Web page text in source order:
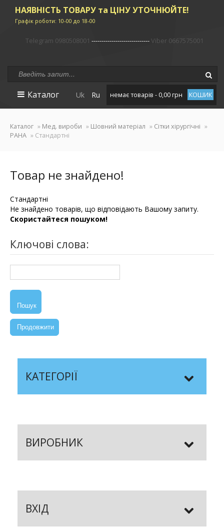
НАЯВНІСТЬ ТОВАРУ та ЦІНУ УТОЧНЮЙТЕ!
Графік роботи: 10-00 до 18-00
Telegram 0980508001 -----------------------------Viber 0667575001
Uk Ru немає товарів - 0,00 грн КОШИК
Каталог
Каталог » Мед. вироби » Шовний матеріал » Сітки хірургічні »
PAHA » Стандартні
Товар не знайдено!
Стандартні
Не знайдено товарів, що відповідають Вашому запиту.
Скористайтеся пошуком!
Ключові слова:
Пошук
Продовжити
КАТЕГОРІЇ
ВИРОБНИК
ВХІД